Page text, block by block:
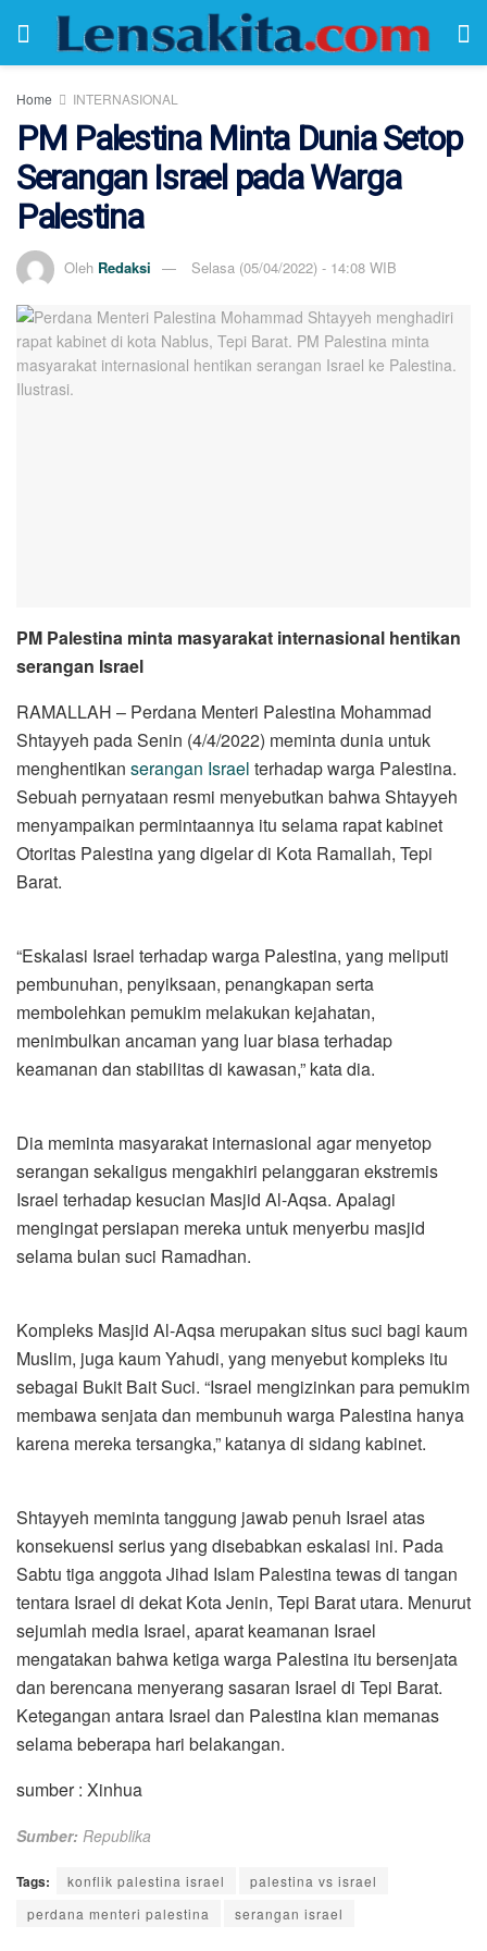
Home INTERNASIONAL
PM Palestina Minta Dunia Setop
Serangan Israel pada Warga
Palestina
Oleh Redaksi Selasa (05/04/2022) - 14:08 WIB
PM Palestina minta masyarakat internasional hentikan
serangan Israel
RAMALLAH – Perdana Menteri Palestina Mohammad
Shtayyeh pada Senin (4/4/2022) meminta dunia untuk
menghentikan serangan Israel terhadap warga Palestina.
Sebuah pernyataan resmi menyebutkan bahwa Shtayyeh
menyampaikan permintaannya itu selama rapat kabinet
Otoritas Palestina yang digelar di Kota Ramallah, Tepi
Barat.
“Eskalasi Israel terhadap warga Palestina, yang meliputi
pembunuhan, penyiksaan, penangkapan serta
membolehkan pemukim melakukan kejahatan,
menimbulkan ancaman yang luar biasa terhadap
keamanan dan stabilitas di kawasan,” kata dia.
Dia meminta masyarakat internasional agar menyetop
serangan sekaligus mengakhiri pelanggaran ekstremis
Israel terhadap kesucian Masjid Al-Aqsa. Apalagi
mengingat persiapan mereka untuk menyerbu masjid
selama bulan suci Ramadhan.
Kompleks Masjid Al-Aqsa merupakan situs suci bagi kaum
Muslim, juga kaum Yahudi, yang menyebut kompleks itu
sebagai Bukit Bait Suci. “Israel mengizinkan para pemukim
membawa senjata dan membunuh warga Palestina hanya
karena mereka tersangka,” katanya di sidang kabinet.
Shtayyeh meminta tanggung jawab penuh Israel atas
konsekuensi serius yang disebabkan eskalasi ini. Pada
Sabtu tiga anggota Jihad Islam Palestina tewas di tangan
tentara Israel di dekat Kota Jenin, Tepi Barat utara. Menurut
sejumlah media Israel, aparat keamanan Israel
mengatakan bahwa ketiga warga Palestina itu bersenjata
dan berencana menyerang sasaran Israel di Tepi Barat.
Ketegangan antara Israel dan Palestina kian memanas
selama beberapa hari belakangan.
sumber : Xinhua
Sumber: Republika
Tags: konflik palestina israel
palestina vs israel
perdana menteri palestina
serangan israel